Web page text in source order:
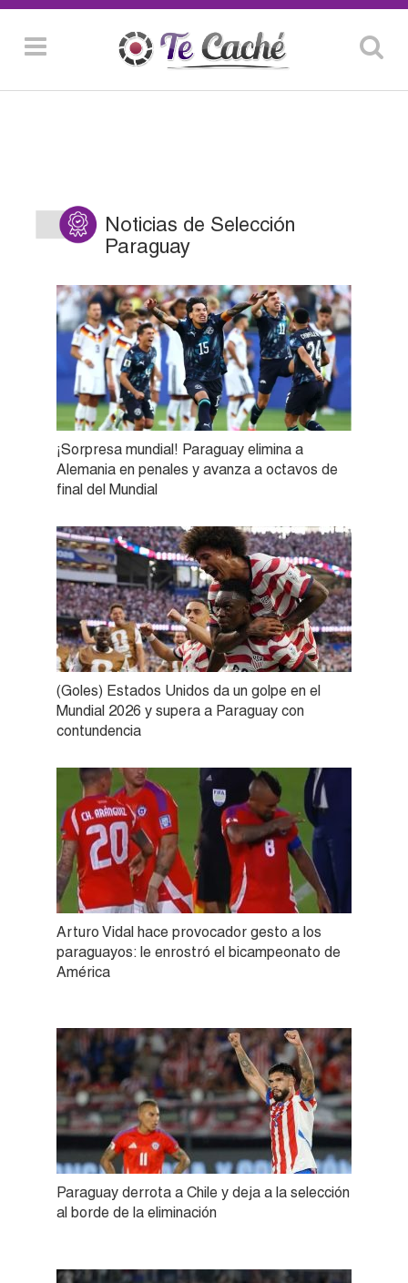
Noticias de Selección
Paraguay
¡Sorpresa mundial! Paraguay elimina a
Alemania en penales y avanza a octavos de
final del Mundial
(Goles) Estados Unidos da un golpe en el
Mundial 2026 y supera a Paraguay con
contundencia
Arturo Vidal hace provocador gesto a los
paraguayos: le enrostró el bicampeonato de
América
Paraguay derrota a Chile y deja a la selección
al borde de la eliminación